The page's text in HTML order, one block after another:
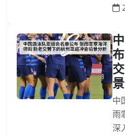
中
雨
深